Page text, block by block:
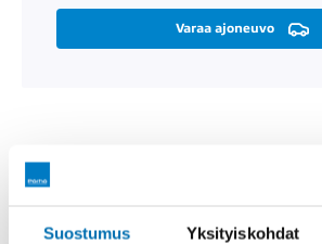
Suostumus Yksityiskohdat
Varaa ajoneuvo
Räätälöi itsellesi sopiva